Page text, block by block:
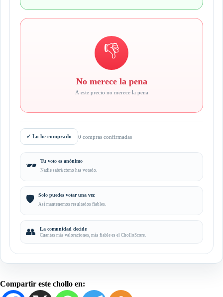
👎
No merece la pena
A este precio no merece la pena
✓ Lo he comprado 0 compras confirmadas
🕶️ Tu voto es anónimo
Nadie sabrá cómo has votado.
🛡️ Solo puedes votar una vez
Así mantenemos resultados fiables.
👥 La comunidad decide
Cuantas más valoraciones, más fiable es el CholloScore.
Compartir este chollo en: